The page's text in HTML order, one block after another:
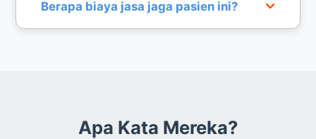
berkala kepada keluarga baik melalui pesan
singkat maupun catatan medis harian pasien.
Berapa biaya jasa jaga pasien ini?
Apa Kata Mereka?